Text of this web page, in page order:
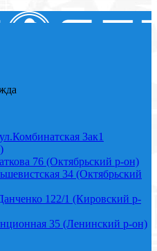
3ак1
76 (Октябрьский р-он)
34 (Октябрьский
122/1 (Кировский р-
35 (Ленинский р-он)